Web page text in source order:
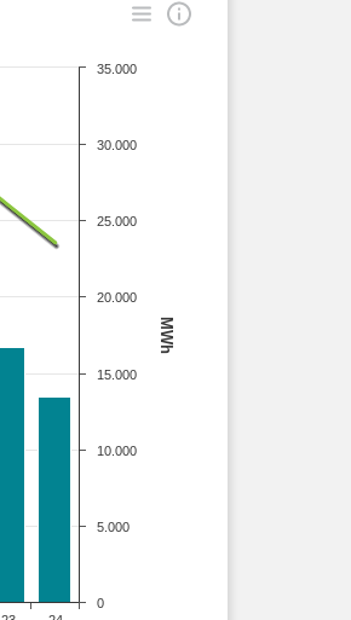
MWh
0
5.000
10.000
15.000
20.000
25.000
30.000
35.000